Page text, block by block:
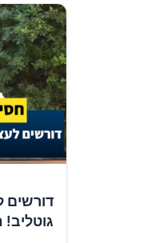
דורשים